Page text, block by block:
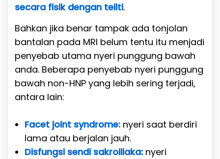
secara fisik dengan teliti.
Bahkan jika benar tampak ada tonjolan
bantalan pada MRI belum tentu itu menjadi
penyebab utama nyeri punggung bawah
anda. Beberapa penyebab nyeri punggung
bawah non-HNP yang lebih sering terjadi,
antara lain:
Facet joint syndrome: nyeri saat berdiri
lama atau berjalan jauh.
Disfungsi sendi sakroiliaka: nyeri